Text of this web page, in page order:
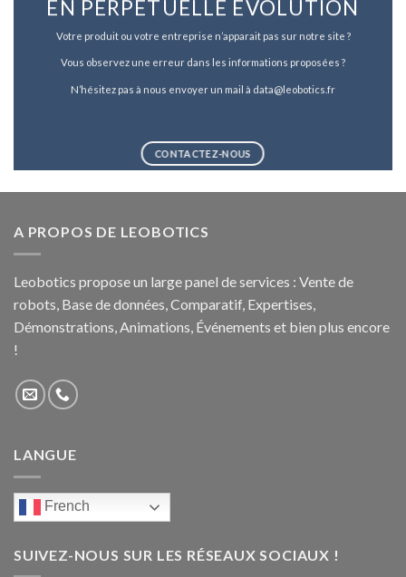
EN PERPETUELLE EVOLUTION
Votre produit ou votre entreprise n’apparait pas sur notre site ?
Vous observez une erreur dans les informations proposées ?
N’hésitez pas à nous envoyer un mail à data@leobotics.fr
CONTACTEZ-NOUS
A PROPOS DE LEOBOTICS
Leobotics propose un large panel de services : Vente de
robots, Base de données, Comparatif, Expertises,
Démonstrations, Animations, Événements et bien plus encore
!
LANGUE
French
SUIVEZ-NOUS SUR LES RÉSEAUX SOCIAUX !